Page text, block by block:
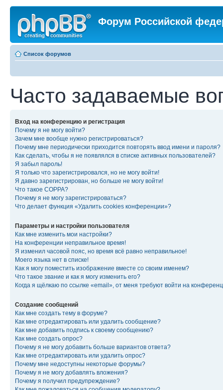
Форум Российской
Список форумов
Часто задаваемые
Вход на конференцию и регистрация
Почему я не могу войти?
Зачем мне вообще нужно регистрироваться?
Почему мне периодически приходится повторять ввод имени и пароля?
Как сделать, чтобы я не появлялся в списке активных пользователей?
Я забыл пароль!
Я только что зарегистрировался, но не могу войти!
Я давно зарегистрирован, но больше не могу войти!
Что такое COPPA?
Почему я не могу зарегистрироваться?
Что делает функция «Удалить cookies конференции»?
Параметры и настройки пользователя
Как мне изменить мои настройки?
На конференции неправильное время!
Я изменил часовой пояс, но время всё равно неправильное!
Моего языка нет в списке!
Как я могу поместить изображение вместе со своим именем?
Что такое звание и как я могу изменить его?
Когда я щёлкаю по ссылке «email», от меня требуют войти на
Создание сообщений
Как мне создать тему в форуме?
Как мне отредактировать или удалить сообщение?
Как мне добавить подпись к своему сообщению?
Как мне создать опрос?
Почему я не могу добавить больше вариантов ответа?
Как мне отредактировать или удалить опрос?
Почему мне недоступны некоторые форумы?
Почему я не могу добавлять вложения?
Почему я получил предупреждение?